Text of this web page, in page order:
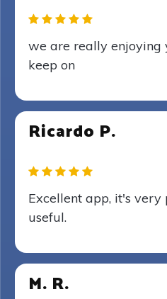
we are really enjoying
keep on
Ricardo P.
Excellent app, it's
useful.
M. R.